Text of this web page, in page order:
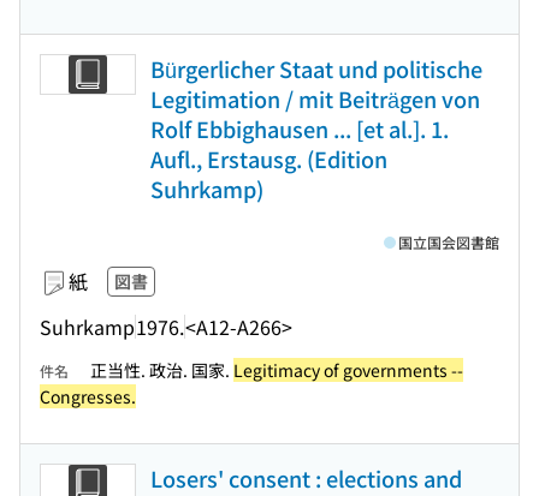
Bürgerlicher Staat und politische
Legitimation / mit Beiträgen von
Rolf Ebbighausen ... [et al.]. 1.
Aufl., Erstausg. (Edition
Suhrkamp)
紙 図書
Suhrkamp1976.<A12-A266>
国立国会図書館
件名 正当性. 政治. 国家. Legitimacy of governments --
Congresses.
Losers' consent : elections and